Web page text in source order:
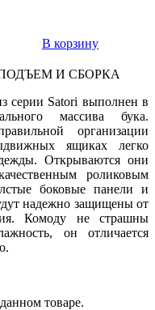
В корзину
И СБОРКА
серии Satori выполнен в
массива бука.
организации
ящиках легко
Открываются они
роликовым
боковые панели и
надежно защищены от
Комоду не страшны
он отличается
товаре.